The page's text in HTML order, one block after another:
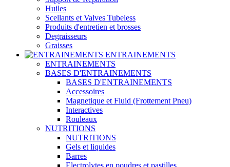
Huiles
Scellants et Valves Tubeless
Produits d'entretien et brosses
Degraisseurs
Graisses
ENTRAINEMENTS
ENTRAINEMENTS
BASES D'ENTRAINEMENTS
BASES D'ENTRAINEMENTS
Accessoires
Magnetique et Fluid (Frottement Pneu)
Interactives
Rouleaux
NUTRITIONS
NUTRITIONS
Gels et liquides
Barres
Electrolytes en poudres et pastilles